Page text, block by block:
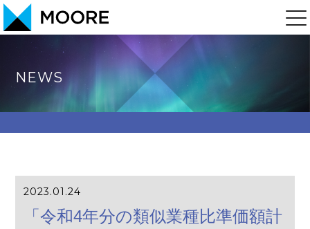
NEWS
2023.01.24
「令和4年分の類似業種比準価額計